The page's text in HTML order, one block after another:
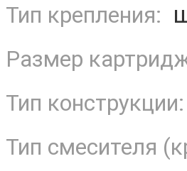
Тип крепления:
Размер
Тип конструкции:
Тип смесителя